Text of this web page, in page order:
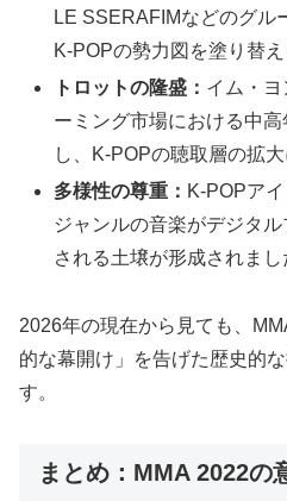
LE SSERAFIMなどのグル
K-POPの勢力図を塗り替え
トロットの隆盛： イム・ヨ
ーミング市場における中
し、K-POPの聴取層の拡大
多様性の尊重： K-POPア
ジャンルの音楽がデジタ
される土壌が形成されまし
2026年の現在から見ても、
的な幕開け」を告げた歴史的
す。
まとめ：MMA 2022の